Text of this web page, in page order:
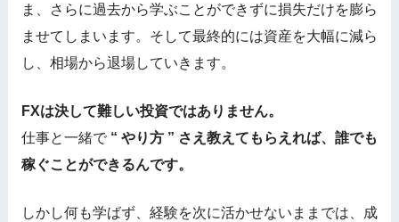
ま、さらに過去から学ぶことができずに損失だけを膨ら
ませてしまいます。そして最終的には資産を大幅に減ら
し、相場から退場していきます。
FXは決して難しい投資ではありません。
仕事と一緒で“ やり方 ” さえ教えてもらえれば、誰でも
稼ぐことができるんです。
しかし何も学ばず、経験を次に活かせないままでは、成